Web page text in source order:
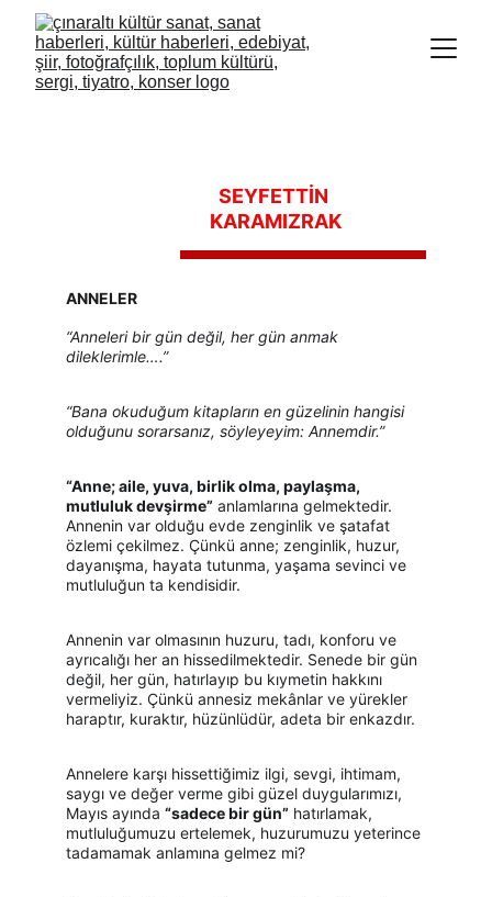
ANNELER
“Anneleri bir gün değil, her gün anmak
dileklerimle….”
“Bana okuduğum kitapların en güzelinin hangisi
olduğunu sorarsanız, söyleyeyim: Annemdir.”
“Anne; aile, yuva, birlik olma, paylaşma,
mutluluk devşirme” anlamlarına gelmektedir.
Annenin var olduğu evde zenginlik ve şatafat
özlemi çekilmez. Çünkü anne; zenginlik, huzur,
dayanışma, hayata tutunma, yaşama sevinci ve
mutluluğun ta kendisidir.
Annenin var olmasının huzuru, tadı, konforu ve
ayrıcalığı her an hissedilmektedir. Senede bir gün
değil, her gün, hatırlayıp bu kıymetin hakkını
vermeliyiz. Çünkü annesiz mekânlar ve yürekler
haraptır, kuraktır, hüzünlüdür, adeta bir enkazdır.
Annelere karşı hissettiğimiz ilgi, sevgi, ihtimam,
saygı ve değer verme gibi güzel duygularımızı,
Mayıs ayında “sadece bir gün” hatırlamak,
mutluluğumuzu ertelemek, huzurumuzu yeterince
tadamamak anlamına gelmez mi?
SEYFETTİN
KARAMIZRAK